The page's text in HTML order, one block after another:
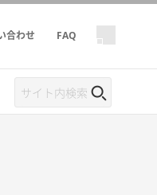
合わせ FAQ